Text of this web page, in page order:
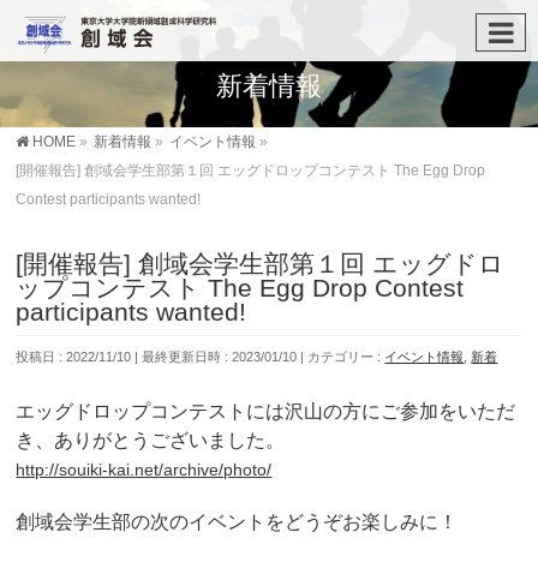
新着情報
HOME » 新着情報 » イベント情報 »
[開催報告] 創域会学生部第１回 エッグドロップコンテスト The Egg Drop
Contest participants wanted!
[開催報告] 創域会学生部第１回 エッグドロ
ップコンテスト The Egg Drop Contest
participants wanted!
投稿日 : 2022/11/10 最終更新日時 : 2023/01/10 カテゴリー : イベント情報 新着
エッグドロップコンテストには沢山の方にご参加をいただ
き、ありがとうございました。
http://souiki-kai.net/archive/photo/
創域会学生部の次のイベントをどうぞお楽しみに！